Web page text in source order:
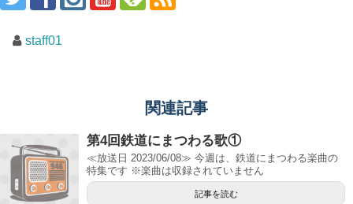
staff01
関連記事
第4回鉄道にまつわる歌①
≪放送日 2023/06/08≫ 今週は、鉄道にまつわる楽曲の
特集です ※楽曲は収録されていません
記事を読む